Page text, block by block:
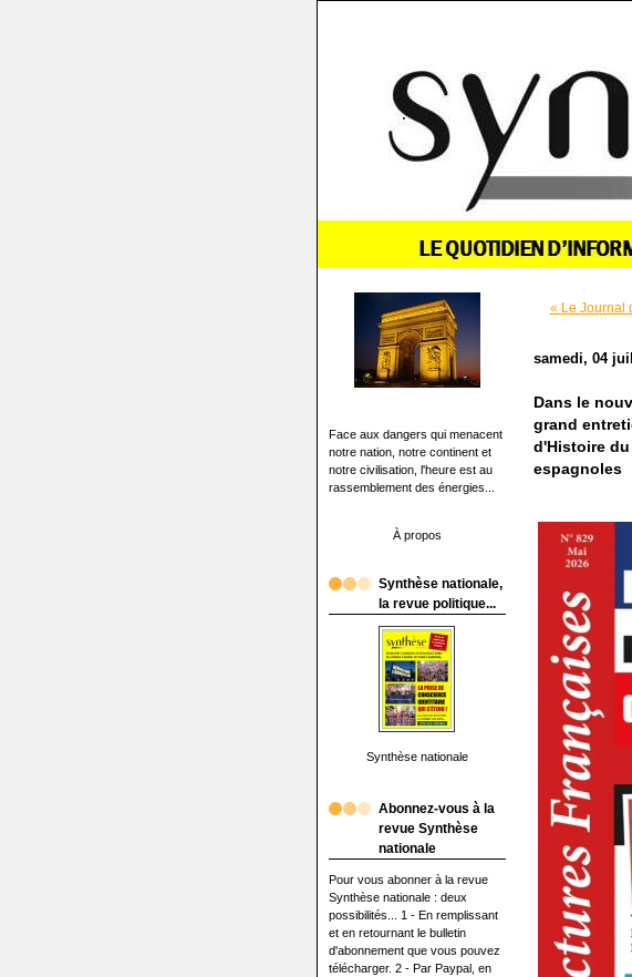
Face aux dangers qui menacent
notre nation, notre continent et
notre civilisation, l'heure est au
rassemblement des énergies...
À propos
Synthèse nationale,
la revue politique...
Synthèse nationale
Abonnez-vous à la
revue Synthèse
nationale
Pour vous abonner à la revue
Synthèse nationale : deux
possibilités... 1 - En remplissant
et en retournant le bulletin
d'abonnement que vous pouvez
télécharger. 2 - Par Paypal, en
« Le Journal
samedi, 04
Dans le
grand
d'Histoire
espagnoles